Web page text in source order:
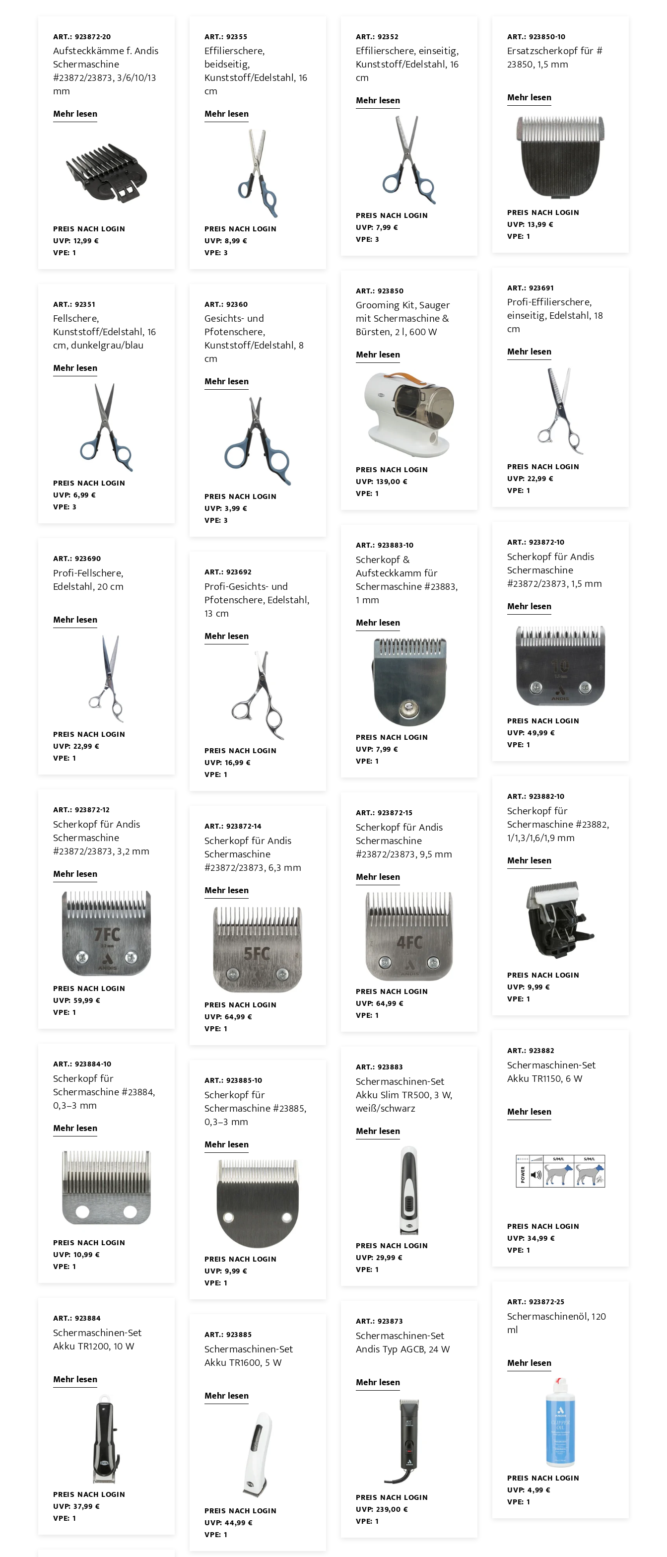
ART.: 923872-20
Aufsteckkämme f. Andis
Schermaschine
#23872/23873, 3/6/10/13
mm
Mehr lesen
PREIS NACH LOGIN
UVP: 12,99 €
VPE: 1
ART.: 92355
Effilierschere,
beidseitig,
Kunststoff/Edelstahl, 16
cm
Mehr lesen
PREIS NACH LOGIN
UVP: 8,99 €
VPE: 3
ART.: 92352
Effilierschere, einseitig,
Kunststoff/Edelstahl, 16
cm
Mehr lesen
PREIS NACH LOGIN
UVP: 7,99 €
VPE: 3
ART.: 923850-10
Ersatzscherkopf für #
23850, 1,5 mm
Mehr lesen
PREIS NACH LOGIN
UVP: 13,99 €
VPE: 1
ART.: 92351
Fellschere,
Kunststoff/Edelstahl, 16
cm, dunkelgrau/blau
Mehr lesen
PREIS NACH LOGIN
UVP: 6,99 €
VPE: 3
ART.: 92360
Gesichts- und
Pfotenschere,
Kunststoff/Edelstahl, 8
cm
Mehr lesen
PREIS NACH LOGIN
UVP: 3,99 €
VPE: 3
ART.: 923850
Grooming Kit, Sauger
mit Schermaschine &
Bürsten, 2 l, 600 W
Mehr lesen
PREIS NACH LOGIN
UVP: 139,00 €
VPE: 1
ART.: 923691
Profi-Effilierschere,
einseitig, Edelstahl, 18
cm
Mehr lesen
PREIS NACH LOGIN
UVP: 22,99 €
VPE: 1
ART.: 923690
Profi-Fellschere,
Edelstahl, 20 cm
Mehr lesen
PREIS NACH LOGIN
UVP: 22,99 €
VPE: 1
ART.: 923692
Profi-Gesichts- und
Pfotenschere, Edelstahl,
13 cm
Mehr lesen
PREIS NACH LOGIN
UVP: 16,99 €
VPE: 1
ART.: 923883-10
Scherkopf &
Aufsteckkamm für
Schermaschine #23883,
1 mm
Mehr lesen
PREIS NACH LOGIN
UVP: 7,99 €
VPE: 1
ART.: 923872-10
Scherkopf für Andis
Schermaschine
#23872/23873, 1,5 mm
Mehr lesen
PREIS NACH LOGIN
UVP: 49,99 €
VPE: 1
ART.: 923872-12
Scherkopf für Andis
Schermaschine
#23872/23873, 3,2 mm
Mehr lesen
PREIS NACH LOGIN
UVP: 59,99 €
VPE: 1
ART.: 923872-14
Scherkopf für Andis
Schermaschine
#23872/23873, 6,3 mm
Mehr lesen
PREIS NACH LOGIN
UVP: 64,99 €
VPE: 1
ART.: 923872-15
Scherkopf für Andis
Schermaschine
#23872/23873, 9,5 mm
Mehr lesen
PREIS NACH LOGIN
UVP: 64,99 €
VPE: 1
ART.: 923882-10
Scherkopf für
Schermaschine #23882,
1/1,3/1,6/1,9 mm
Mehr lesen
PREIS NACH LOGIN
UVP: 9,99 €
VPE: 1
ART.: 923884-10
Scherkopf für
Schermaschine #23884,
0,3–3 mm
Mehr lesen
PREIS NACH LOGIN
UVP: 10,99 €
VPE: 1
ART.: 923885-10
Scherkopf für
Schermaschine #23885,
0,3–3 mm
Mehr lesen
PREIS NACH LOGIN
UVP: 9,99 €
VPE: 1
ART.: 923883
Schermaschinen-Set
Akku Slim TR500, 3 W,
weiß/schwarz
Mehr lesen
PREIS NACH LOGIN
UVP: 29,99 €
VPE: 1
ART.: 923882
Schermaschinen-Set
Akku TR1150, 6 W
Mehr lesen
PREIS NACH LOGIN
UVP: 34,99 €
VPE: 1
ART.: 923884
Schermaschinen-Set
Akku TR1200, 10 W
Mehr lesen
PREIS NACH LOGIN
UVP: 37,99 €
VPE: 1
ART.: 923885
Schermaschinen-Set
Akku TR1600, 5 W
Mehr lesen
PREIS NACH LOGIN
UVP: 44,99 €
VPE: 1
ART.: 923873
Schermaschinen-Set
Andis Typ AGCB, 24 W
Mehr lesen
PREIS NACH LOGIN
UVP: 239,00 €
VPE: 1
ART.: 923872-25
Schermaschinenöl, 120
ml
Mehr lesen
PREIS NACH LOGIN
UVP: 4,99 €
VPE: 1